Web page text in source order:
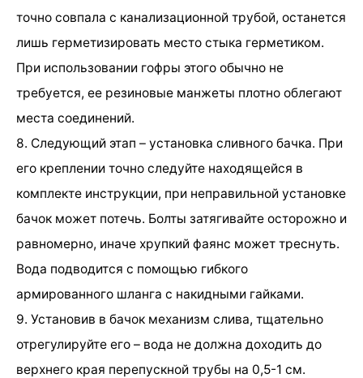
точно совпала с канализационной трубой, останется
лишь герметизировать место стыка герметиком.
При использовании гофры этого обычно не
требуется, ее резиновые манжеты плотно облегают
места соединений.
8. Следующий этап – установка сливного бачка. При
его креплении точно следуйте находящейся в
комплекте инструкции, при неправильной установке
бачок может потечь. Болты затягивайте осторожно и
равномерно, иначе хрупкий фаянс может треснуть.
Вода подводится с помощью гибкого
армированного шланга с накидными гайками.
9. Установив в бачок механизм слива, тщательно
отрегулируйте его – вода не должна доходить до
верхнего края перепускной трубы на 0,5-1 см.